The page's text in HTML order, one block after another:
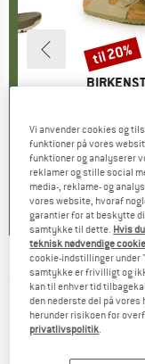
pris
€
MÆRKE
89,95 € fra
Rabat
til 20%
HAVAIANAS -
(0)
Vi anvender cookies og
funktioner på vores
funktioner og analyserer
reklamer og stille social
media-, reklame- og
vores website, hvoraf
garantier for at beskytte
samtykke til dette. Hvis
teknisk nødvendige
cookie-indstillinger under
samtykke er frivilligt og
kan til enhver tid
den nederste del på vores
herunder risikoen for
privatlivspolitik